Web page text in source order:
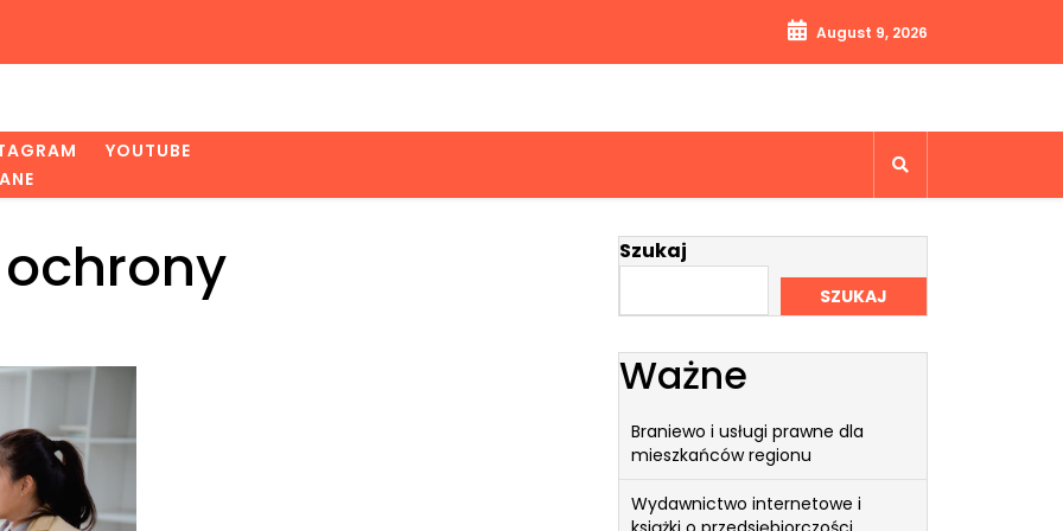
August 9, 2026
YOUTUBE
Szukaj
SZUKAJ
Ważne
Braniewo i usługi prawne dla
mieszkańców regionu
Wydawnictwo internetowe i